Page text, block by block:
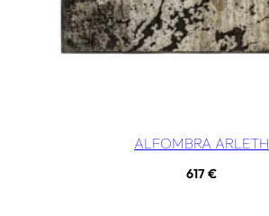
ALFOMBRA ARLETH
617€